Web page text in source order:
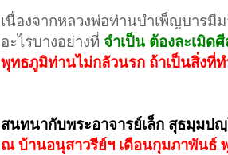
เนื่องจากหลวงพ่อท่านบำเพ็ญบารมี
อะไรบางอย่างที่ จำเป็น ต้องละเมิด
พุทธภูมิท่านไม่กลัวนรก ถ้าเป็นสิ่งที่
สนทนากับพระอาจารย์เล็ก สุธมฺมป
ณ บ้านอนุสาวรีย์ฯ เดือนกุมภาพันธ์